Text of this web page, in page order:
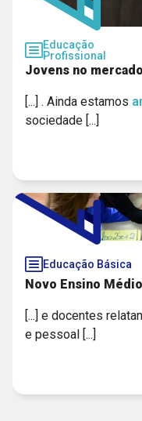
Educação
Profissional
Jovens no
[...] . Ainda estamos
sociedade [...]
Educação Básica
Novo Ensino
[...] e docentes
e pessoal [...]